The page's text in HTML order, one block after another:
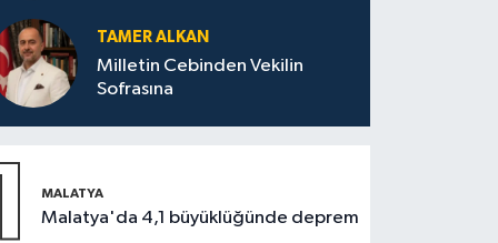
TAMER ALKAN
Milletin Cebinden Vekilin
Sofrasına
MALATYA
Malatya'da 4,1 büyüklüğünde deprem